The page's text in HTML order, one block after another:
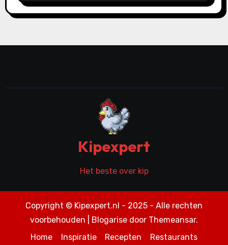
Kipexpert
Het beste over kip
Copyright © Kipexpert.nl - 2025 - Alle rechten
voorbehouden
Blogarise door Themeansar.
Home
Inspiratie Recepten Restaurants